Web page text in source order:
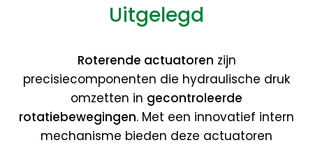
Uitgelegd
Roterende actuatoren zijn
precisiecomponenten die hydraulische druk
omzetten in gecontroleerde
rotatiebewegingen. Met een innovatief intern
mechanisme bieden deze actuatoren